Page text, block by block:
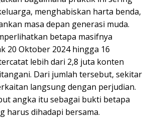
menghabiskan harta benda,
masa depan generasi muda.
betapa masifnya
20 Oktober 2024 hingga 16
lebih dari 2,8 juta konten
Dari jumlah tersebut, sekitar
langsung dengan perjudian.
angka itu sebagai bukti betapa
harus dihadapi bersama.